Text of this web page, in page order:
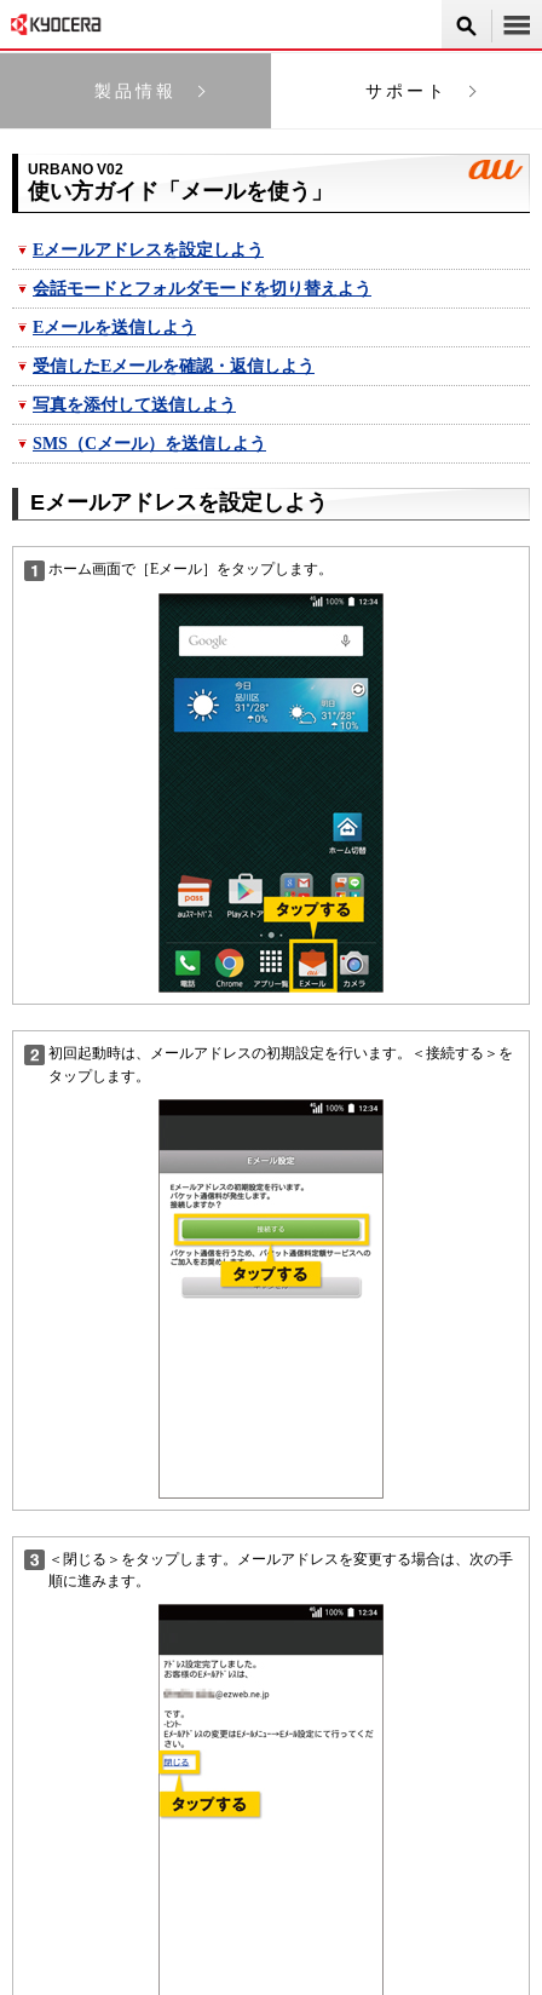
製品情報 サポート
URBANO V02
使い方ガイド「メールを使う」
Eメールアドレスを設定しよう
会話モードとフォルダモードを切り替えよう
Eメールを送信しよう
受信したEメールを確認・返信しよう
写真を添付して送信しよう
SMS（Cメール）を送信しよう
Eメールアドレスを設定しよう
ホーム画面で［Eメール］をタップします。
初回起動時は、メールアドレスの初期設定を行います。＜接続する＞を
タップします。
＜閉じる＞をタップします。メールアドレスを変更する場合は、次の手
順に進みます。